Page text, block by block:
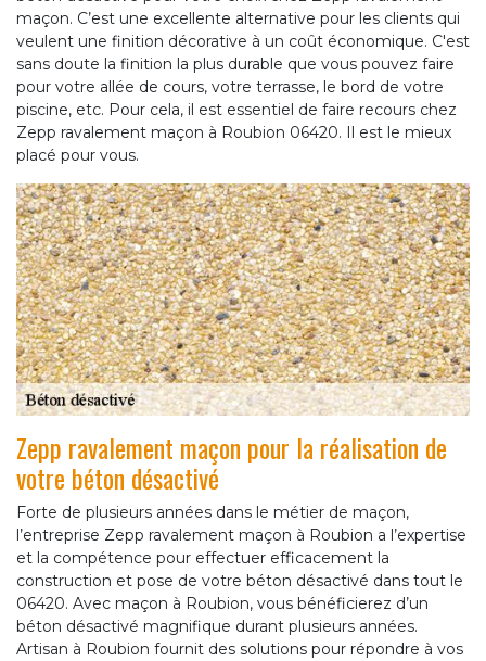
maçon. C’est une excellente alternative pour les clients qui
veulent une finition décorative à un coût économique. C'est
sans doute la finition la plus durable que vous pouvez faire
pour votre allée de cours, votre terrasse, le bord de votre
piscine, etc. Pour cela, il est essentiel de faire recours chez
Zepp ravalement maçon à Roubion 06420. Il est le mieux
placé pour vous.
Zepp ravalement maçon pour la réalisation de
votre béton désactivé
Forte de plusieurs années dans le métier de maçon,
l’entreprise Zepp ravalement maçon à Roubion a l’expertise
et la compétence pour effectuer efficacement la
construction et pose de votre béton désactivé dans tout le
06420. Avec maçon à Roubion, vous bénéficierez d’un
béton désactivé magnifique durant plusieurs années.
Artisan à Roubion fournit des solutions pour répondre à vos